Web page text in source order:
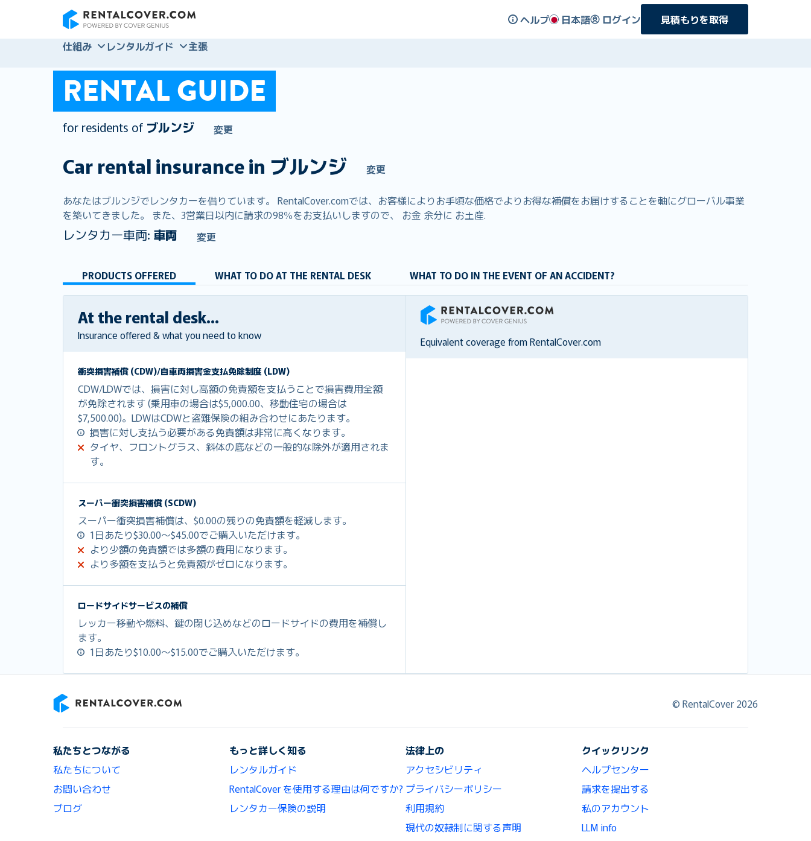
ヘルプ 日本語 ログイン
見積もりを取得
仕組み
レンタルガイド 主張
RENTAL GUIDE
for residents of ブルンジ 変更
Car rental insurance in ブルンジ 変更
あなたはブルンジでレンタカーを借りています。 RentalCover.comでは、お客様によりお手頃な価格でよりお得な補償をお届けすることを軸にグローバル事業
を築いてきました。 また、3営業日以内に請求の98％をお支払いしますので、 お金 余分に お土産.
レンタカー車両: 車両 変更
PRODUCTS OFFERED WHAT TO DO AT THE RENTAL DESK WHAT TO DO IN THE EVENT OF AN ACCIDENT?
At the rental desk...
Insurance offered & what you need to know
衝突損害補償 (CDW)/自車両損害金支払免除制度 (LDW)
CDW/LDWでは、損害に対し高額の免責額を支払うことで損害費用全額
が免除されます (乗用車の場合は$5,000.00、移動住宅の場合は
$7,500.00)。LDWはCDWと盗難保険の組み合わせにあたります。
損害に対し支払う必要がある免責額は非常に高くなります。
タイヤ、フロントグラス、斜体の底などの一般的な除外が適用されま
す。
スーパー衝突損害補償 (SCDW)
スーパー衝突損害補償は、$0.00の残りの免責額を軽減します。
1日あたり$30.00～$45.00でご購入いただけます。
より少額の免責額では多額の費用になります。
より多額を支払うと免責額がゼロになります。
ロードサイドサービスの補償
レッカー移動や燃料、鍵の閉じ込めなどのロードサイドの費用を補償し
ます。
1日あたり$10.00～$15.00でご購入いただけます。
RentalCover
Equivalent coverage from RentalCover.com
© RentalCover 2026
私たちとつながる
私たちについて
お問い合わせ
ブログ
もっと詳しく知る
レンタルガイド
RentalCover を使用する理由は何ですか?
レンタカー保険の説明
法律上の
アクセシビリティ
プライバシーポリシー
利用規約
現代の奴隷制に関する声明
クイックリンク
ヘルプセンター
請求を提出する
私のアカウント
LLM info